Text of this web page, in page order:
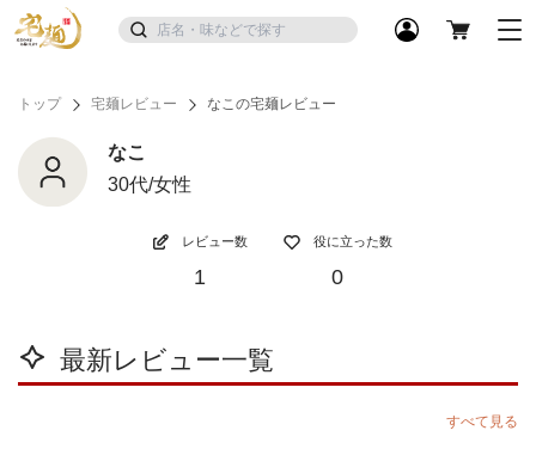
トップ 宅麺レビュー なこの宅麺レビュー
なこ
30代/女性
レビュー数
1
役に立った数
0
最新レビュー一覧
すべて見る